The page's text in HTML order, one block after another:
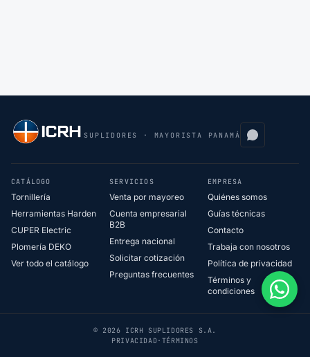
SUPLIDORES · MAYORISTA PANAMÁ
CATÁLOGO
Tornillería
Herramientas Harden
CUPER Electric
Plomería DEKO
Ver todo el catálogo
SERVICIOS
Venta por mayoreo
Cuenta empresarial
B2B
Entrega nacional
Solicitar cotización
Preguntas frecuentes
EMPRESA
Quiénes somos
Guías técnicas
Contacto
Trabaja con nosotros
Política de privacidad
Términos y
condiciones
© 2026 ICRH SUPLIDORES S.A.
PRIVACIDAD · TÉRMINOS